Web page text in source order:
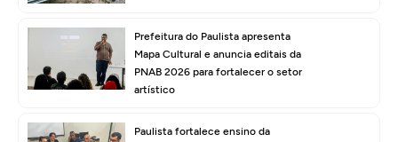
Prefeitura do Paulista apresenta
Mapa Cultural e anuncia editais da
PNAB 2026 para fortalecer o setor
artístico
Paulista fortalece ensino da